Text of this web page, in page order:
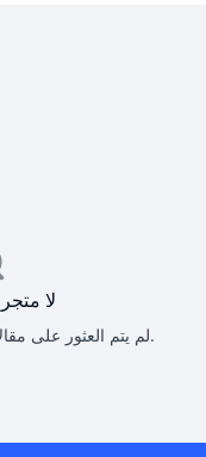
لا
لم يتم العثور على مقالات مطابقة للبحث الذي تم تحديده.